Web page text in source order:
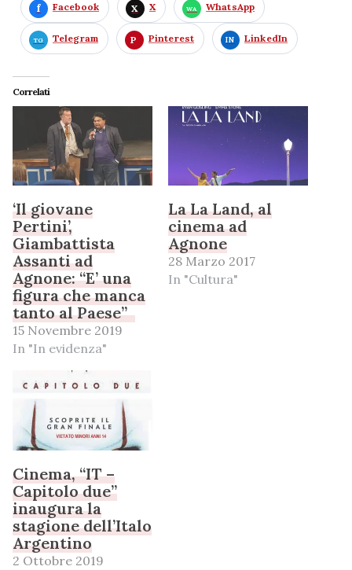
Facebook X WhatsApp
Telegram Pinterest LinkedIn
Correlati
‘Il giovane
Pertini’,
Giambattista
Assanti ad
Agnone: “E’ una
figura che manca
tanto al Paese”
15 Novembre 2019
In "In evidenza"
La La Land, al
cinema ad
Agnone
28 Marzo 2017
In "Cultura"
Cinema, “IT –
Capitolo due”
inaugura la
stagione dell’Italo
Argentino
2 Ottobre 2019